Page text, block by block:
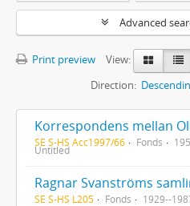
Advanced
Print preview
View:
Direction:
SE S-HS Acc1997/66 Fonds
Untitled
Ragnar Svanströms
SE S-HS L205 Fonds 1929--